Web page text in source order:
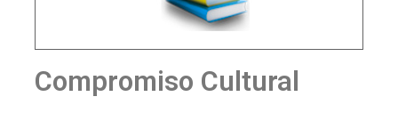
Compromiso Cultural